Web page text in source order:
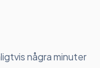
några minuter